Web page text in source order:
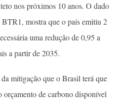
nos próximos 10 anos. O dado
mostra que o país emitiu 2
uma redução de 0,95 a
a partir de 2035.
mitigação que o Brasil terá que
de carbono disponível